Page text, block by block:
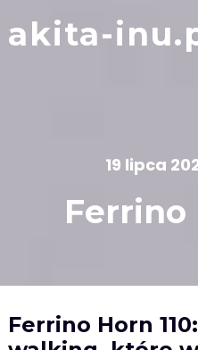
to
content
akita-
19 lipca
Ferrino
Ferrino Horn